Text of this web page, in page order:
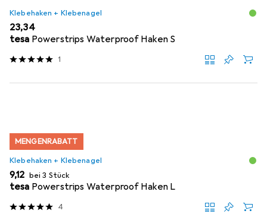
Klebehaken + Klebenagel
EUR
23,34
tesa Powerstrips Waterproof Haken S
1
MENGENRABATT
Klebehaken + Klebenagel
EUR
9,12 bei 3 Stück
tesa Powerstrips Waterproof Haken L
4